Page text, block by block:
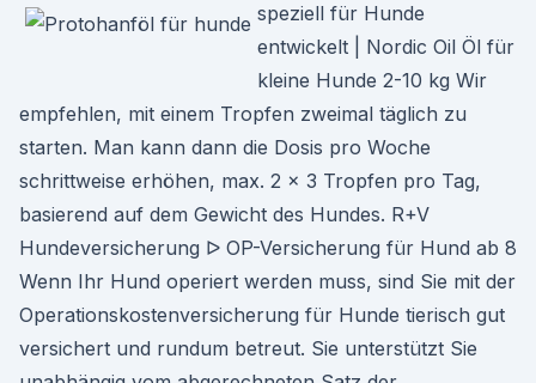
speziell für Hunde
entwickelt | Nordic Oil Öl für
kleine Hunde 2-10 kg Wir
empfehlen, mit einem Tropfen zweimal täglich zu
starten. Man kann dann die Dosis pro Woche
schrittweise erhöhen, max. 2 x 3 Tropfen pro Tag,
basierend auf dem Gewicht des Hundes. R+V
Hundeversicherung ᐅ OP-Versicherung für Hund ab 8
Wenn Ihr Hund operiert werden muss, sind Sie mit der
Operationskostenversicherung für Hunde tierisch gut
versichert und rundum betreut. Sie unterstützt Sie